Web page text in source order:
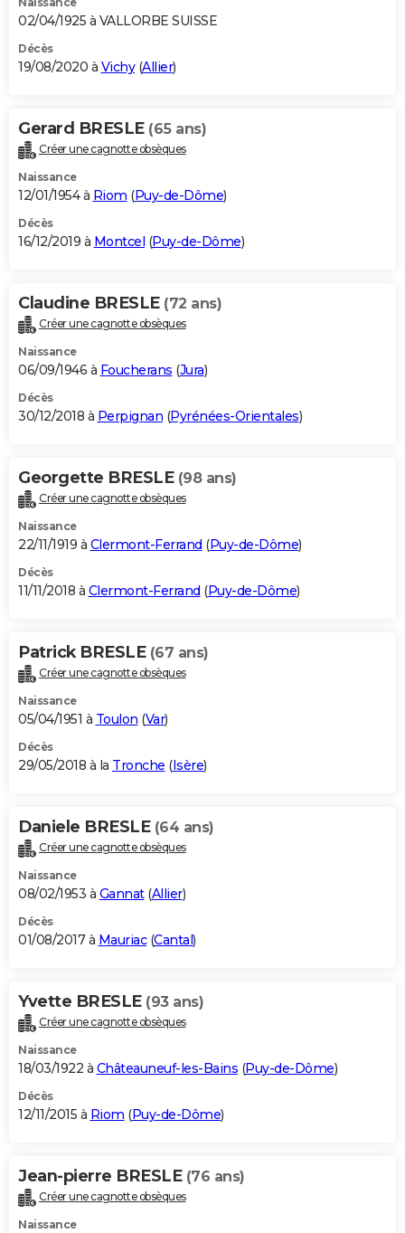
02/04/1925 à VALLORBE SUISSE
Décès
19/08/2020 à Vichy(Allier)
Gerard BRESLE (65 ans)
Créer une cagnotte obsèques
Naissance
12/01/1954 à Riom (Puy-de-Dôme)
Décès
16/12/2019 à Montcel (Puy-de-Dôme)
Claudine BRESLE (72 ans)
Créer une cagnotte obsèques
Naissance
06/09/1946 à Foucherans (Jura)
Décès
30/12/2018 à Perpignan (Pyrénées-Orientales)
Georgette BRESLE (98 ans)
Créer une cagnotte obsèques
Naissance
22/11/1919 à Clermont-Ferrand (Puy-de-Dôme)
Décès
11/11/2018 à Clermont-Ferrand (Puy-de-Dôme)
Patrick BRESLE (67 ans)
Créer une cagnotte obsèques
Naissance
05/04/1951 à Toulon (Var)
Décès
29/05/2018 à la Tronche (Isère)
Daniele BRESLE (64 ans)
Créer une cagnotte obsèques
Naissance
08/02/1953 à Gannat(Allier)
Décès
01/08/2017 à Mauriac(Cantal)
Yvette BRESLE (93 ans)
Créer une cagnotte obsèques
Naissance
18/03/1922 à Châteauneuf-les-Bains (Puy-de-Dôme)
Décès
12/11/2015 à Riom (Puy-de-Dôme)
Jean-pierre BRESLE (76 ans)
Créer une cagnotte obsèques
Naissance